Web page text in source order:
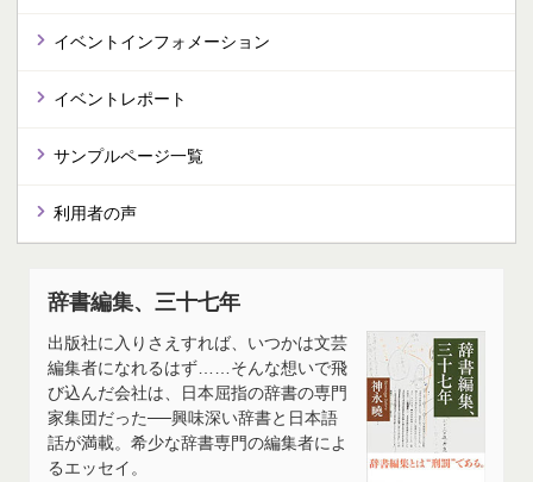
イベントインフォメーション
イベントレポート
サンプルページ一覧
利用者の声
辞書編集、三十七年
出版社に入りさえすれば、いつかは文芸
編集者になれるはず……そんな想いで飛
び込んだ会社は、日本屈指の辞書の専門
家集団だった──興味深い辞書と日本語
話が満載。希少な辞書専門の編集者によ
るエッセイ。